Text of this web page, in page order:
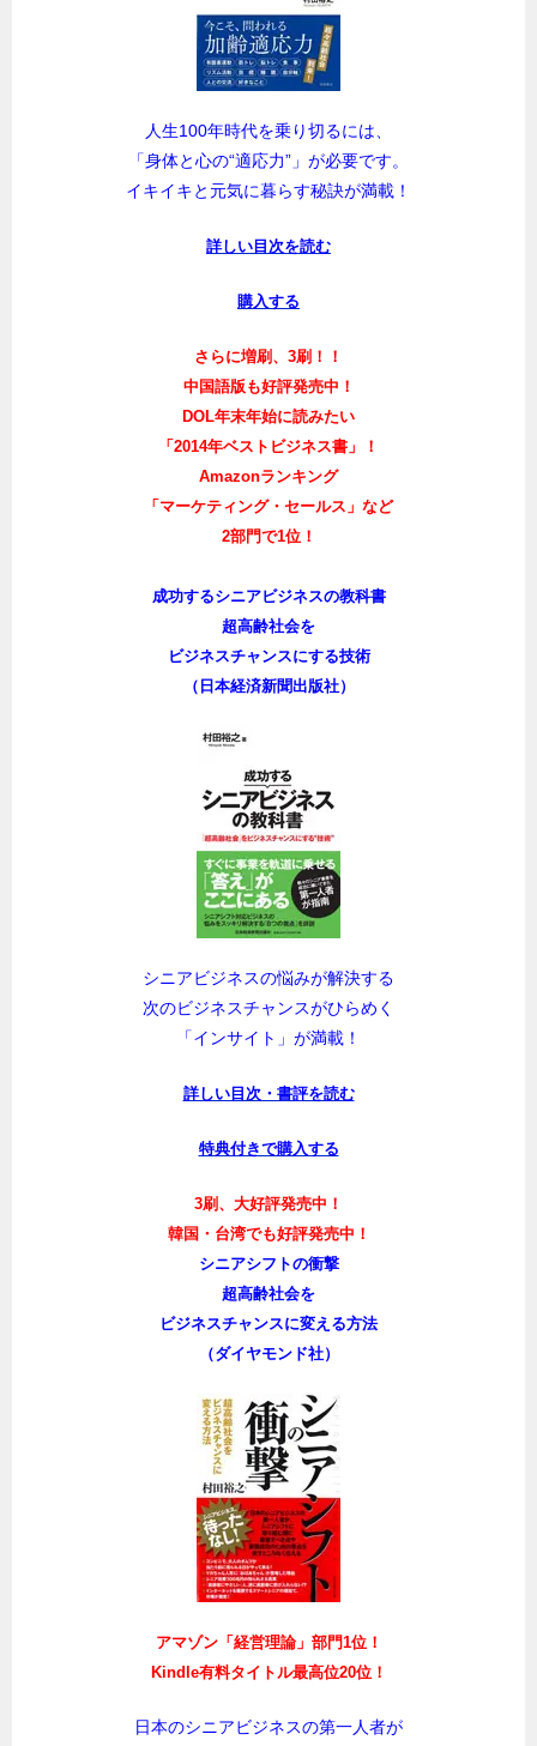
人生100年時代を乗り切るには、
「身体と心の“適応力”」が必要です。
イキイキと元気に暮らす秘訣が満載！
詳しい目次を読む
購入する
さらに増刷、3刷！！
中国語版も好評発売中！
DOL年末年始に読みたい
「2014年ベストビジネス書」！
Amazonランキング
「マーケティング・セールス」など
2部門で1位！
成功するシニアビジネスの教科書
超高齢社会を
ビジネスチャンスにする技術
（日本経済新聞出版社）
シニアビジネスの悩みが解決する
次のビジネスチャンスがひらめく
「インサイト」が満載！
詳しい目次・書評を読む
特典付きで購入する
3刷、大好評発売中！
韓国・台湾でも好評発売中！
シニアシフトの衝撃
超高齢社会を
ビジネスチャンスに変える方法
（ダイヤモンド社）
アマゾン「経営理論」部門1位！
Kindle有料タイトル最高位20位！
日本のシニアビジネスの第一人者が